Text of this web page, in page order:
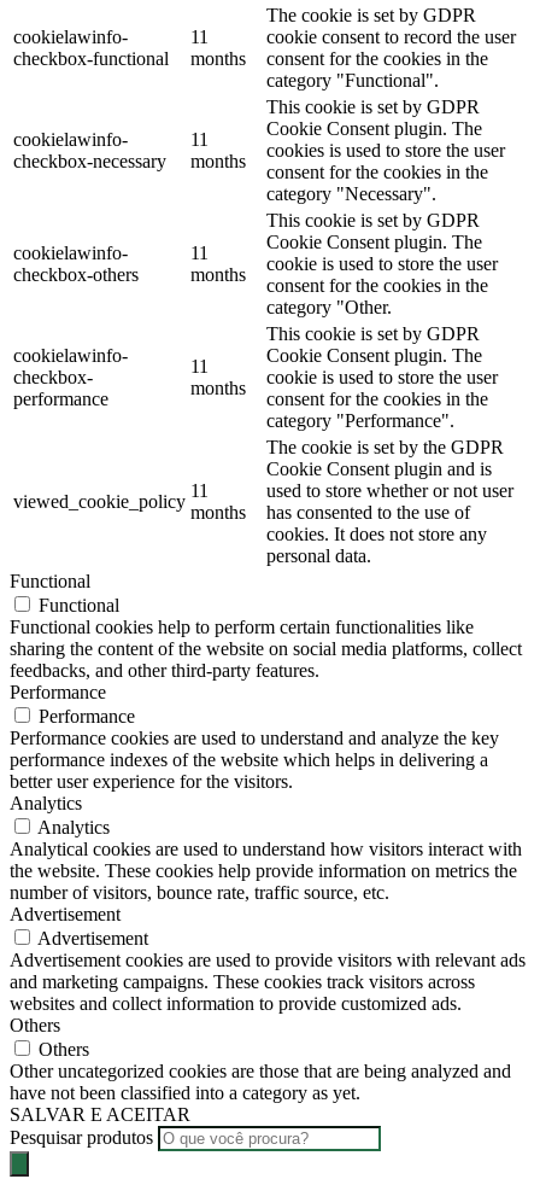
cookielawinfo-
checkbox-functional
11
months
The cookie is set by GDPR
cookie consent to record the user
consent for the cookies in the
category "Functional".
cookielawinfo-
checkbox-necessary
11
months
This cookie is set by GDPR
Cookie Consent plugin. The
cookies is used to store the user
consent for the cookies in the
category "Necessary".
cookielawinfo-
checkbox-others
11
months
This cookie is set by GDPR
Cookie Consent plugin. The
cookie is used to store the user
consent for the cookies in the
category "Other.
cookielawinfo-
checkbox-
performance
11
months
This cookie is set by GDPR
Cookie Consent plugin. The
cookie is used to store the user
consent for the cookies in the
category "Performance".
viewed_cookie_policy
11
months
The cookie is set by the GDPR
Cookie Consent plugin and is
used to store whether or not user
has consented to the use of
cookies. It does not store any
personal data.
Functional
Functional
Functional cookies help to perform certain functionalities like
sharing the content of the website on social media platforms, collect
feedbacks, and other third-party features.
Performance
Performance
Performance cookies are used to understand and analyze the key
performance indexes of the website which helps in delivering a
better user experience for the visitors.
Analytics
Analytics
Analytical cookies are used to understand how visitors interact with
the website. These cookies help provide information on metrics the
number of visitors, bounce rate, traffic source, etc.
Advertisement
Advertisement
Advertisement cookies are used to provide visitors with relevant ads
and marketing campaigns. These cookies track visitors across
websites and collect information to provide customized ads.
Others
Others
Other uncategorized cookies are those that are being analyzed and
have not been classified into a category as yet.
SALVAR E ACEITAR
Pesquisar produtos